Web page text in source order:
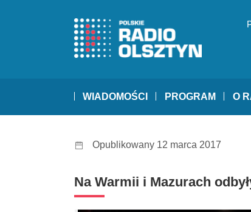
WIADOMOŚCI PROGRAM O
Opublikowany 12 marca 2017
Na Warmii i Mazurach